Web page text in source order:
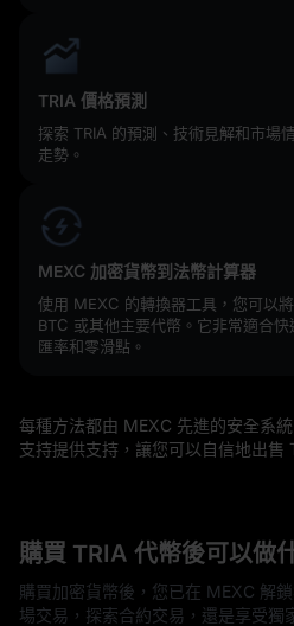
TRIA 價格預測
探索 TRIA 的預測、技術見解和市場
走勢。
MEXC 加密貨幣到法幣計算器
使用 MEXC 的轉換器工具，您可以
BTC 或其他主要代幣。它非常適合
匯率和零滑點。
每種方法都由 MEXC 先進的安全系
支持提供支持，讓您可以自信地出售
購買 TRIA 代幣後可以做
購買加密貨幣後，您已在 MEXC 解
場交易，探索合約交易，還是享受獨